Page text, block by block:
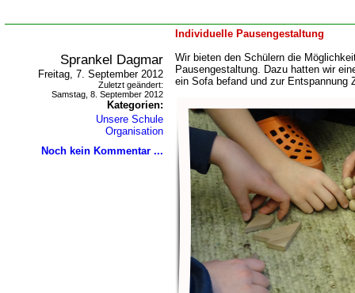
Individuelle Pausengestaltung
Sprankel Dagmar
Freitag, 7. September 2012
Zuletzt geändert:
Samstag, 8. September 2012
Kategorien:
Unsere Schule
Organisation
Noch kein Kommentar ...
Wir bieten den Schülern die
Pausengestaltung. Dazu hatten wir
ein Sofa befand und zur Entspannung